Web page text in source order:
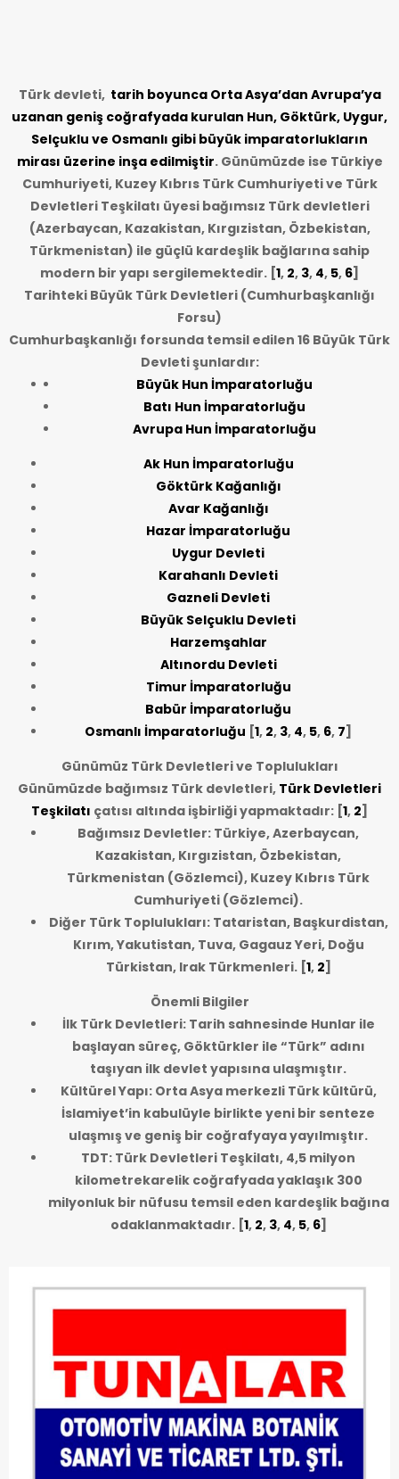
Türk devleti, tarih boyunca Orta Asya’dan Avrupa’ya
uzanan geniş coğrafyada kurulan Hun, Göktürk, Uygur,
Selçuklu ve Osmanlı gibi büyük imparatorlukların
mirası üzerine inşa edilmiştir. Günümüzde ise Türkiye
Cumhuriyeti, Kuzey Kıbrıs Türk Cumhuriyeti ve Türk
Devletleri Teşkilatı üyesi bağımsız Türk devletleri
(Azerbaycan, Kazakistan, Kırgızistan, Özbekistan,
Türkmenistan) ile güçlü kardeşlik bağlarına sahip
modern bir yapı sergilemektedir. [1, 2, 3, 4, 5, 6]
Tarihteki Büyük Türk Devletleri (Cumhurbaşkanlığı
Forsu)
Cumhurbaşkanlığı forsunda temsil edilen 16 Büyük Türk
Devleti şunlardır:
Büyük Hun İmparatorluğu
Batı Hun İmparatorluğu
Avrupa Hun İmparatorluğu
Ak Hun İmparatorluğu
Göktürk Kağanlığı
Avar Kağanlığı
Hazar İmparatorluğu
Uygur Devleti
Karahanlı Devleti
Gazneli Devleti
Büyük Selçuklu Devleti
Harzemşahlar
Altınordu Devleti
Timur İmparatorluğu
Babür İmparatorluğu
Osmanlı İmparatorluğu [1, 2, 3, 4, 5, 6, 7]
Günümüz Türk Devletleri ve Toplulukları
Günümüzde bağımsız Türk devletleri, Türk Devletleri
Teşkilatı çatısı altında işbirliği yapmaktadır: [1, 2]
Bağımsız Devletler: Türkiye, Azerbaycan,
Kazakistan, Kırgızistan, Özbekistan,
Türkmenistan (Gözlemci), Kuzey Kıbrıs Türk
Cumhuriyeti (Gözlemci).
Diğer Türk Toplulukları: Tataristan, Başkurdistan,
Kırım, Yakutistan, Tuva, Gagauz Yeri, Doğu
Türkistan, Irak Türkmenleri.[1, 2]
Önemli Bilgiler
İlk Türk Devletleri: Tarih sahnesinde Hunlar ile
başlayan süreç, Göktürkler ile “Türk” adını
taşıyan ilk devlet yapısına ulaşmıştır.
Kültürel Yapı: Orta Asya merkezli Türk kültürü,
İslamiyet’in kabulüyle birlikte yeni bir senteze
ulaşmış ve geniş bir coğrafyaya yayılmıştır.
TDT: Türk Devletleri Teşkilatı, 4,5 milyon
kilometrekarelik coğrafyada yaklaşık 300
milyonluk bir nüfusu temsil eden kardeşlik bağına
odaklanmaktadır.[1, 2, 3, 4, 5, 6]